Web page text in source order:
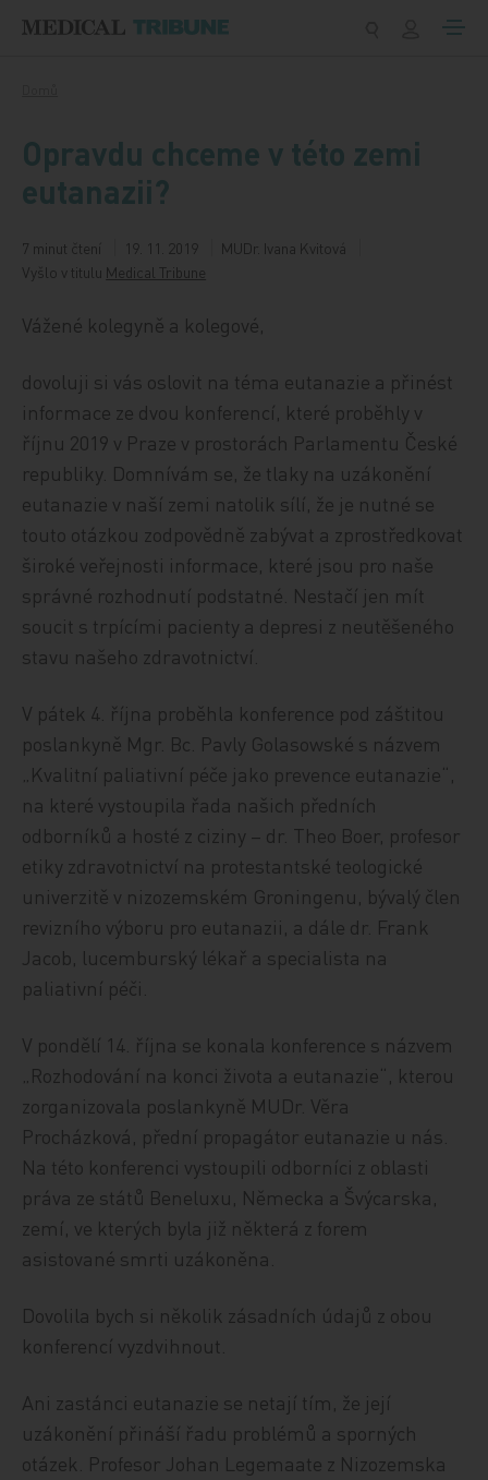
Opravdu chceme v této zemi
eutanazii?
7 minut čtení 19. 11. 2019
MUDr. Ivana Kvitová
Vyšlo v titulu Medical Tribune
Vážené kolegyně a kolegové,
dovoluji si vás oslovit na téma eutanazie a přinést
informace ze dvou konferencí, které proběhly v
říjnu 2019 v Praze v prostorách Parlamentu České
republiky. Domnívám se, že tlaky na uzákonění
eutanazie v naší zemi natolik sílí, že je nutné se
touto otázkou zodpovědně zabývat a zprostředkovat
široké veřejnosti informace, které jsou pro naše
správné rozhodnutí podstatné. Nestačí jen mít
soucit s trpícími pacienty a depresi z neutěšeného
stavu našeho zdravotnictví.
V pátek 4. října proběhla konference pod záštitou
poslankyně Mgr. Bc. Pavly Golasowské s názvem
„Kvalitní paliativní péče jako prevence eutanazie“,
na které vystoupila řada našich předních
odborníků a hosté z ciziny – dr. Theo Boer, profesor
etiky zdravotnictví na protestantské teologické
univerzitě v nizozemském Groningenu, bývalý člen
revizního výboru pro eutanazii, a dále dr. Frank
Jacob, lucemburský lékař a specialista na
paliativní péči.
V pondělí 14. října se konala konference s názvem
„Rozhodování na konci života a eutanazie“, kterou
zorganizovala poslankyně MUDr. Věra
Procházková, přední propagátor eutanazie u nás.
Na této konferenci vystoupili odborníci z oblasti
práva ze států Beneluxu, Německa a Švýcarska,
zemí, ve kterých byla již některá z forem
asistované smrti uzákoněna.
Dovolila bych si několik zásadních údajů z obou
konferencí vyzdvihnout.
Ani zastánci eutanazie se netají tím, že její
uzákonění přináší řadu problémů a sporných
otázek. Profesor Johan Legemaate z Nizozemska